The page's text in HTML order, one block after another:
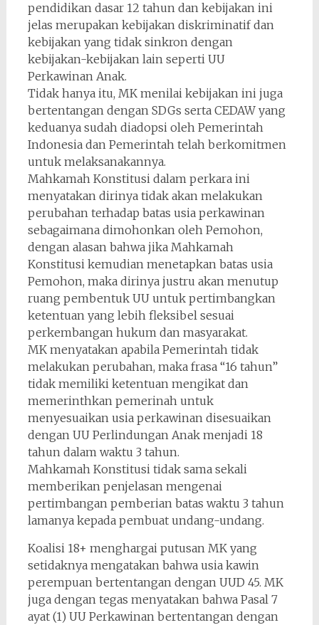
pendidikan dasar 12 tahun dan kebijakan ini
jelas merupakan kebijakan diskriminatif dan
kebijakan yang tidak sinkron dengan
kebijakan-kebijakan lain seperti UU
Perkawinan Anak.
Tidak hanya itu, MK menilai kebijakan ini juga
bertentangan dengan SDGs serta CEDAW yang
keduanya sudah diadopsi oleh Pemerintah
Indonesia dan Pemerintah telah berkomitmen
untuk melaksanakannya.
Mahkamah Konstitusi dalam perkara ini
menyatakan dirinya tidak akan melakukan
perubahan terhadap batas usia perkawinan
sebagaimana dimohonkan oleh Pemohon,
dengan alasan bahwa jika Mahkamah
Konstitusi kemudian menetapkan batas usia
Pemohon, maka dirinya justru akan menutup
ruang pembentuk UU untuk pertimbangkan
ketentuan yang lebih fleksibel sesuai
perkembangan hukum dan masyarakat.
MK menyatakan apabila Pemerintah tidak
melakukan perubahan, maka frasa “16 tahun”
tidak memiliki ketentuan mengikat dan
memerinthkan pemerinah untuk
menyesuaikan usia perkawinan disesuaikan
dengan UU Perlindungan Anak menjadi 18
tahun dalam waktu 3 tahun.
Mahkamah Konstitusi tidak sama sekali
memberikan penjelasan mengenai
pertimbangan pemberian batas waktu 3 tahun
lamanya kepada pembuat undang-undang.
Koalisi 18+ menghargai putusan MK yang
setidaknya mengatakan bahwa usia kawin
perempuan bertentangan dengan UUD 45. MK
juga dengan tegas menyatakan bahwa Pasal 7
ayat (1) UU Perkawinan bertentangan dengan